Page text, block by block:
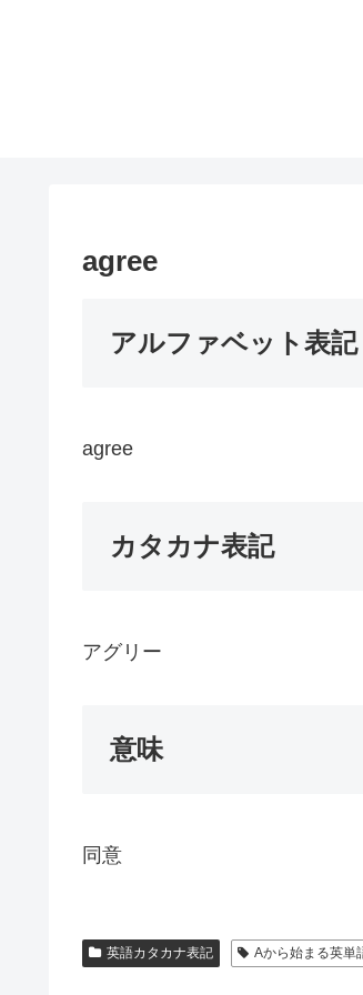
agree
アルファベット表記
agree
カタカナ表記
アグリー
意味
同意
英語カタカナ表記 Aから始まる英単